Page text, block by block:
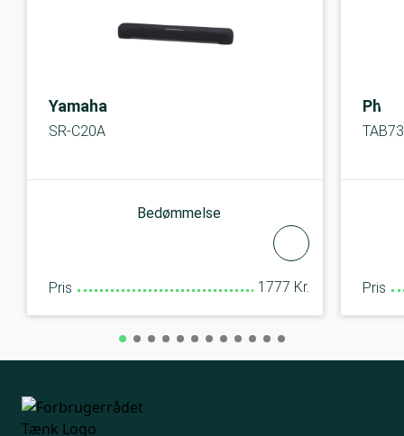
Yamaha
SR-C20A
Bedømmelse
Pris 1777 Kr. Pris